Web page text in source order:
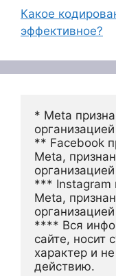
Какое
эффективное?
* Meta
** Facebook
Meta,
*** Instagram
Meta,
**** Вся
сайте, носит
характер и
действию.